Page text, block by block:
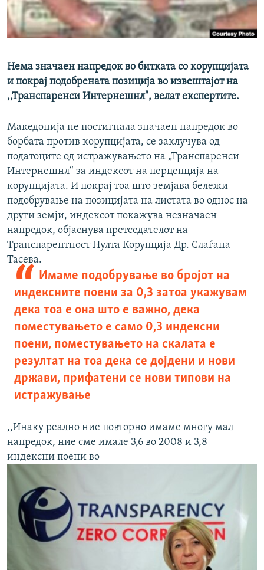
РСЕ веб страници
Нема значаен напредок во битката со корупцијата
и покрај подобрената позиција во извештајот на
,,Транспаренси Интернешнл", велат експертите.
Македонија не постигнала значаен напредок во
борбата против корупцијата, се заклучува од
податоците од истражувањето на „Транспаренси
Интернешнл“ за индексот на перцепција на
корупцијата. И покрај тоа што земјава бележи
подобрување на позицијата на листата во однос на
други земји, индексот покажува незначаен
напредок, објаснува претседателот на
Транспарентност Нулта Корупција Др. Слаѓана
Тасева.
Имаме подобрување во бројот на
индексните поени за 0,3 затоа укажувам
дека тоа е она што е важно, дека
поместувањето е само 0,3 индексни
поени, поместувањето на скалата е
резултат на тоа дека се дојдени и нови
држави, прифатени се нови типови на
истражување
,,Инаку реално ние повторно имаме многу мал
напредок, ние сме имале 3,6 во 2008 и 3,8
индексни поени во